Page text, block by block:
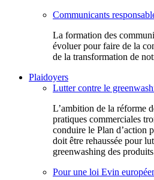
Communicants
La formation des
évoluer pour faire de la
de la transformation de
Plaidoyers
Lutter contre le
L’ambition de la réforme
pratiques commerciales
conduire le Plan d’action
doit être rehaussée pour
greenwashing des
Pour une loi Evin